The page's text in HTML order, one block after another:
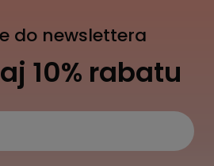
do newslettera
10% rabatu